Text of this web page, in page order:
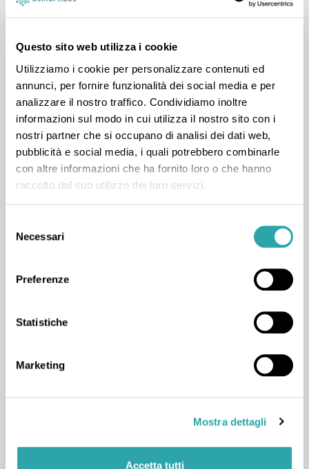
Questo sito web utilizza i cookie
Utilizziamo i cookie per personalizzare contenuti ed
annunci, per fornire funzionalità dei social media e per
analizzare il nostro traffico. Condividiamo inoltre
informazioni sul modo in cui utilizza il nostro sito con i
nostri partner che si occupano di analisi dei dati web,
pubblicità e social media, i quali potrebbero combinarle
con altre informazioni che ha fornito loro o che hanno
raccolto dal suo utilizzo dei loro servizi.
delNecessari
Preferenze
Statistiche
Marketing
Mostra dettagli
Accetta tutti
Per molti anni ho lavorato in diverse scuole
statali secondarie di I grado ricoprendo il ruolo
di docente di sostegno.
Ciao! Mi chiamo Maria e sono qui per aiutarti nello
studio. Il mio punto di forza è la sintesi. Gli schemi il mio
tramite preferito. Le materie che insegno sono : italiano
(adoro la grammatica e provengo da una solida
antropologia e pedagogia. Sono plurilaureata (Alma
Mater Studiorum - Università di Bologna; Università
insegnato in molte scuole di ogni ordine e grado,
docente di sostegno alle medie. Inoltre, ho molta